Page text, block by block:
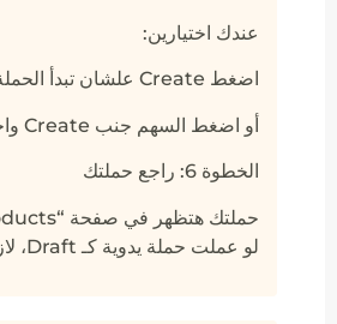
عندك اختيارين:
اضغط Create علشان تبدأ الحملة على طول – الحالة هتبقى “نشطة”.
أو اضغط السهم جنب Create واختار Create as draft لو لسه مش جاهز تكمل الإعداد – الحالة هتبقى “غير نشطة”.
الخطوة 6: راجع حملتك
حملتك هتظهر في صفحة “Sponsored products” للبلد اللي اخترته.
لو عملت حملة يدوية كـ Draft، لازم تكمل إعداد الـ Ad Groups والاستهداف قبل ما تفعلها.